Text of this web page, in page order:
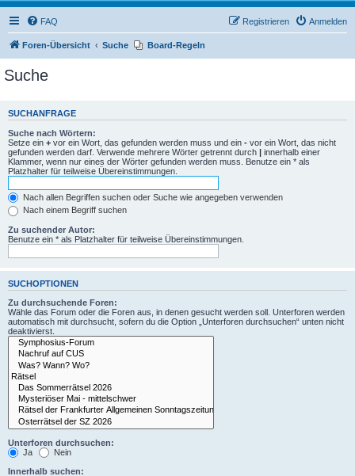
FAQ Anmelden
Registrieren
Foren-Übersicht Suche Board-Regeln
Suche
SUCHANFRAGE
Suche nach Wörtern:
Setze ein + vor ein Wort, das gefunden werden muss und ein - vor ein Wort, das nicht
gefunden werden darf. Verwende mehrere Wörter getrennt durch | innerhalb einer
Klammer, wenn nur eines der Wörter gefunden werden muss. Benutze ein * als
Platzhalter für teilweise Übereinstimmungen.
Nach allen Begriffen suchen oder Suche wie angegeben verwenden
Nach einem Begriff suchen
Zu suchender Autor:
Benutze ein * als Platzhalter für teilweise Übereinstimmungen.
SUCHOPTIONEN
Zu durchsuchende Foren:
Wähle das Forum oder die Foren aus, in denen gesucht werden soll. Unterforen werden
automatisch mit durchsucht, sofern du die Option „Unterforen durchsuchen“ unten nicht
deaktivierst.
Unterforen durchsuchen:
Ja
Nein
Innerhalb suchen: